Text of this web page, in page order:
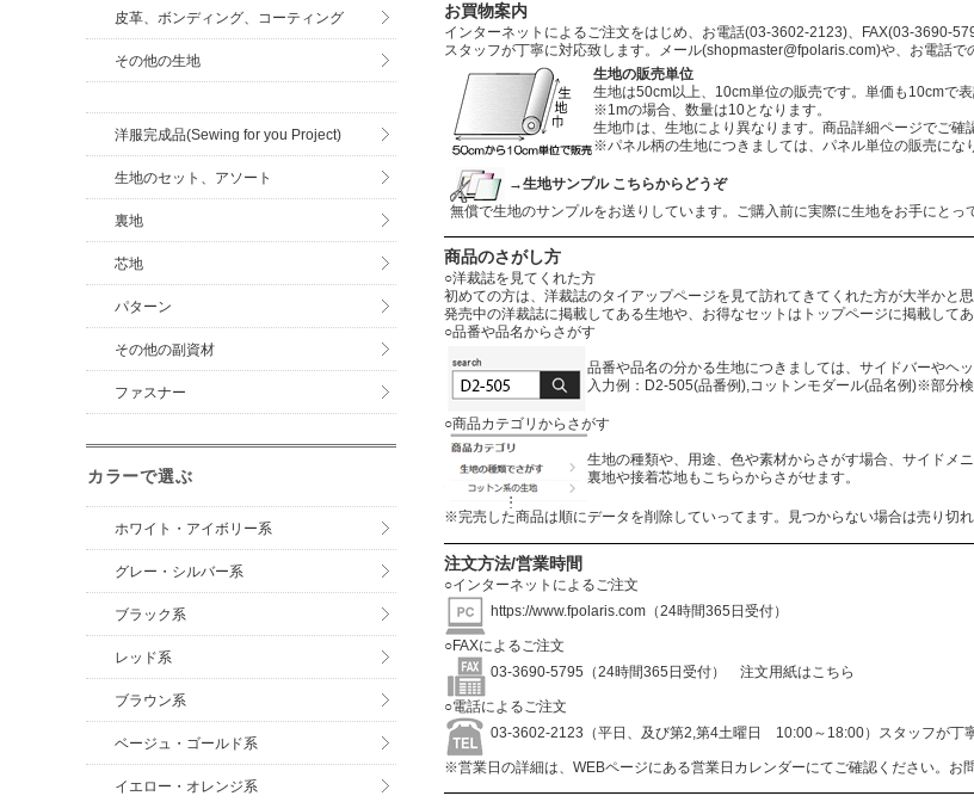
お買物案内
インターネットによるご注文をはじめ、お電話(03-3602-2123)、FAX(03-3690-
スタッフが丁寧に対応致します。メール(shopmaster@fpolaris.com)や、お電話で
生地の販売単位
生地は50cm以上、10cm単位の販売です。単価も10cmで表
※1mの場合、数量は10となります。
生地巾は、生地により異なります。商品詳細ページでご確
※パネル柄の生地につきましては、パネル単位の販売にな
→生地サンプル こちらからどうぞ
無償で生地のサンプルをお送りしています。ご購入前に実際に生地をお手にとっ
商品のさがし方
○洋裁誌を見てくれた方
初めての方は、洋裁誌のタイアップページを見て訪れてきてくれた方が大半かと思
発売中の洋裁誌に掲載してある生地や、お得なセットはトップページに掲載してあ
○品番や品名からさがす
品番や品名の分かる生地につきましては、サイドバーやヘ
入力例：D2-505(品番例),コットンモダール(品名例)※部分検
○商品カテゴリからさがす
生地の種類や、用途、色や素材からさがす場合、サイドメ
裏地や接着芯地もこちらからさがせます。
※完売した商品は順にデータを削除していってます。見つからない場合は売り切
注文方法/営業時間
○インターネットによるご注文
https://www.fpolaris.com （24時間365日受付）
○FAXによるご注文
03-3690-5795（24時間365日受付）
注文用紙はこちら
○電話によるご注文
03-3602-2123（平日、及び第2,第4土曜日 10:00～18:00）スタッフが丁
※営業日の詳細は、WEBページにある営業日カレンダーにてご確認ください。お
皮革、ボンディング、コーティング
その他の生地
洋服完成品(Sewing for you Project)
生地のセット、アソート
裏地
芯地
パターン
その他の副資材
ファスナー
カラーで選ぶ
ホワイト・アイボリー系
グレー・シルバー系
ブラック系
レッド系
ブラウン系
ベージュ・ゴールド系
イエロー・オレンジ系